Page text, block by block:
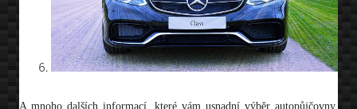
A mnoho dalších informací, které vám usnadní výběr autopůjčovny.